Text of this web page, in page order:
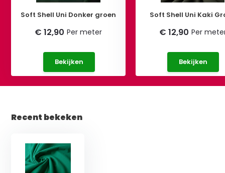
Soft Shell Uni Donker groen
€ 12,90 Per meter
Bekijken
Soft Shell Uni Kaki
€ 12,90 Per
Bekijken
Recent bekeken